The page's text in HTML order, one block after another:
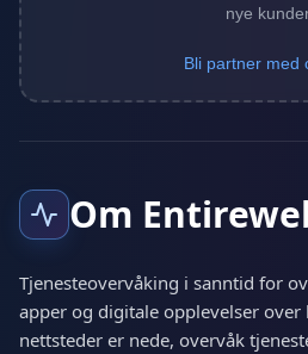
nye
Bli partner med
Om
Tjenesteovervåking i sanntid for
apper og digitale opplevelser over
nettsteder er nede, overvåk